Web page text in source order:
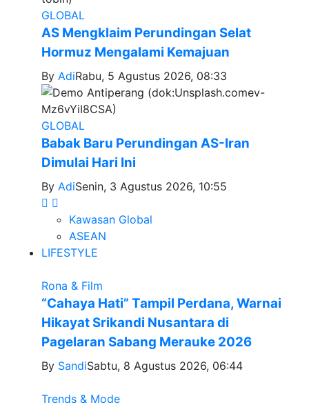
GLOBAL
AS Mengklaim Perundingan Selat
Hormuz Mengalami Kemajuan
By AdiRabu, 5 Agustus 2026, 08:33
GLOBAL
Babak Baru Perundingan AS-Iran
Dimulai Hari Ini
By AdiSenin, 3 Agustus 2026, 10:55
Kawasan Global
ASEAN
LIFESTYLE
Rona & Film
“Cahaya Hati” Tampil Perdana, Warnai
Hikayat Srikandi Nusantara di
Pagelaran Sabang Merauke 2026
By SandiSabtu, 8 Agustus 2026, 06:44
Trends & Mode